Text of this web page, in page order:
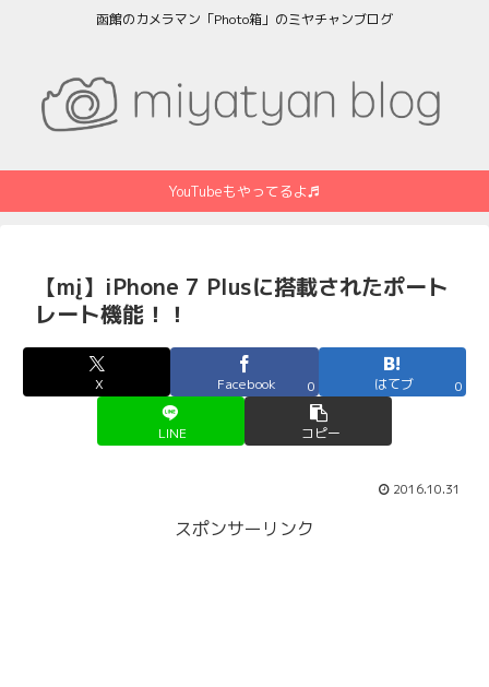
函館のカメラマン「Photo箱」のミヤチャンブログ
YouTubeもやってるよ♬
【mį】iPhone 7 Plusに搭載されたポート
レート機能！！
X Facebook 0 はてブ 0
LINE コピー
2016.10.31
スポンサーリンク